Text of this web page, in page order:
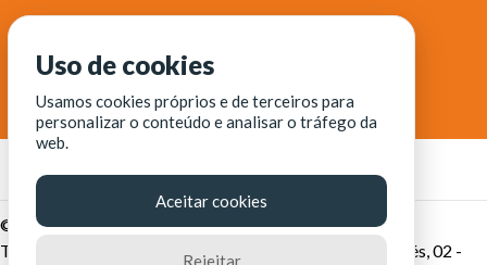
© Fortaleza Digital || CITINOVA - Fundação de Ciência,
Tecnologia e Inovação de Fortaleza - Rua dos Tremembés, 02 -
Uso de cookies
Usamos cookies próprios e de terceiros para
personalizar o conteúdo e analisar o tráfego da
web.
Aceitar cookies
Rejeitar